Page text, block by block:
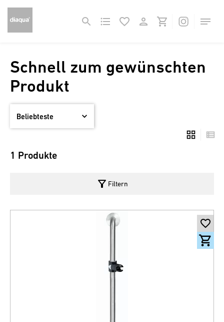
Schnell zum gewünschten
Produkt
1 Produkte
filter_alt Filtern